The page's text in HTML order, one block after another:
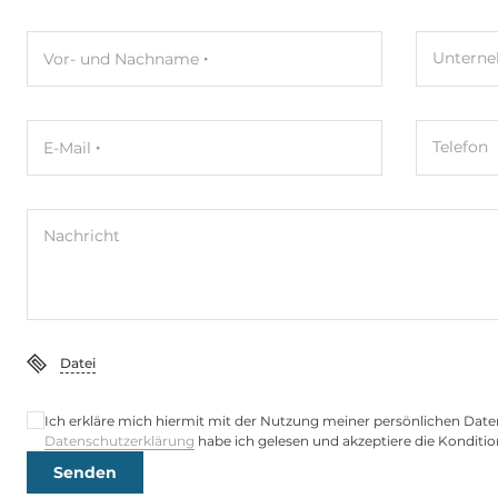
Pegel der Logik "0" 0~11 V
Pegel der Logik "1" 19~24 V
Digital Ausgang
Gesamtanzahl 8
Max. Ausgangsstrom
Ethernet
10/100/1000 Mbit/s
Vor- und Nachname
E-Mail Telefon
Nachricht
Datei
Ich erkläre mich hiermit mit der Nutzung meiner persönlichen
Datenschutzerklärung habe ich gelesen und akzeptiere die
Senden